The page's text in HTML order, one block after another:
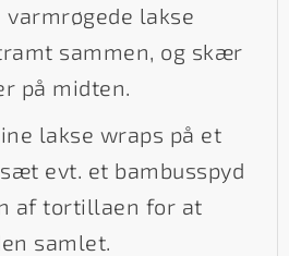
varmrøgede lakse
sammen, og skær
på midten.
lakse wraps på et
evt. et bambusspyd
af tortillaen for at
samlet.